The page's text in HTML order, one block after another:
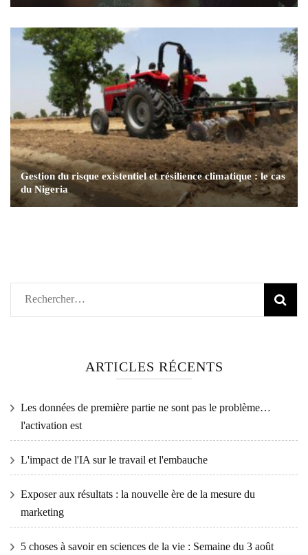
Gestion du risque existentiel et résilience climatique : le cas
du Nigeria
Rechercher :
ARTICLES RÉCENTS
Les données de première partie ne sont pas le problème…
l'activation est
L'impact de l'IA sur le travail et l'embauche
Exposer aux résultats : la nouvelle ère de la mesure du
marketing
5 choses à savoir en sciences de la vie : Semaine du 3 août